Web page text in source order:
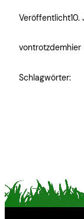
Veröffentlicht10.
vontrotzdemhier
Schlagwörter: